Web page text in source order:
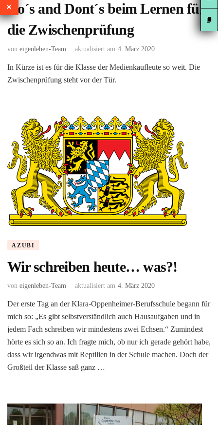
Do´s and Dont´s beim Lernen für
die Zwischenprüfung
von eigenleben-Team aktualisiert am 4. März 2020
In Kürze ist es für die Klasse der Medienkaufleute so weit. Die
Zwischenprüfung steht vor der Tür.
AZUBI
Wir schreiben heute… was?!
von eigenleben-Team aktualisiert am 4. März 2020
Der erste Tag an der Klara-Oppenheimer-Berufsschule begann für
mich so: „Es gibt selbstverständlich auch Hausaufgaben und in
jedem Fach schreiben wir mindestens zwei Echsen.“ Zumindest
hörte es sich so an. Ich fragte mich, ob nur ich gerade gehört habe,
dass wir irgendwas mit Reptilien in der Schule machen. Doch der
Großteil der Klasse saß ganz …